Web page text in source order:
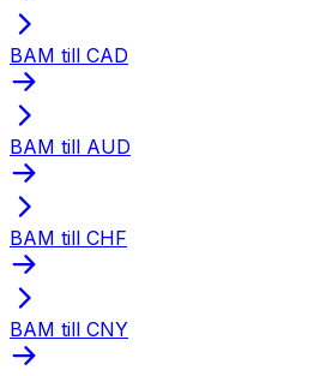
BAM till CAD
BAM till AUD
BAM till CHF
BAM till CNY